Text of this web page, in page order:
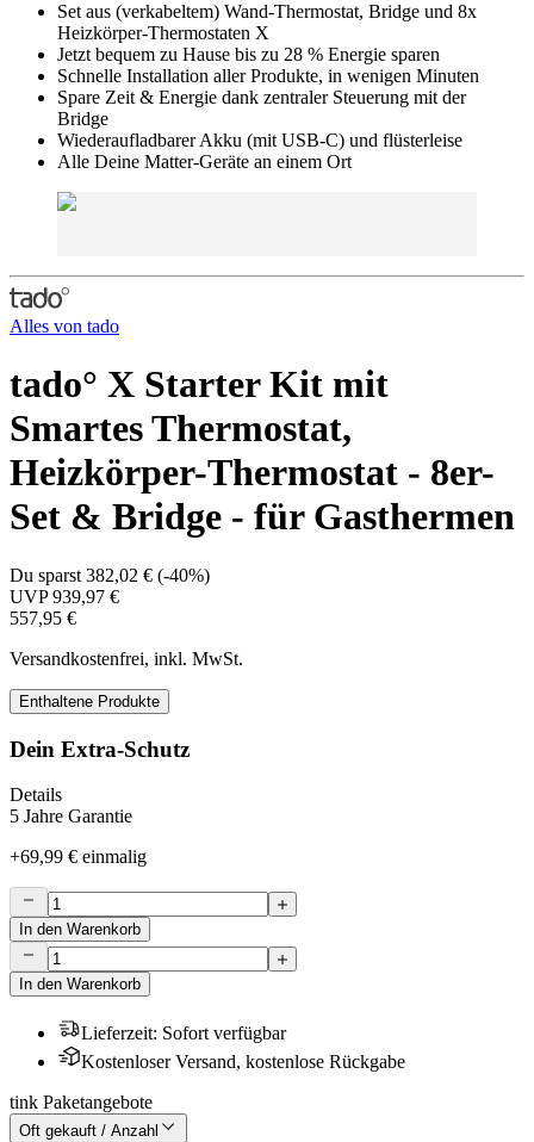
Set aus (verkabeltem) Wand-Thermostat, Bridge und 8x
Heizkörper-Thermostaten X
Jetzt bequem zu Hause bis zu 28 % Energie sparen
Schnelle Installation aller Produkte, in wenigen Minuten
Spare Zeit & Energie dank zentraler Steuerung mit der
Bridge
Wiederaufladbarer Akku (mit USB-C) und flüsterleise
Alle Deine Matter-Geräte an einem Ort
Alles von tado
tado° X Starter Kit mit
Smartes Thermostat,
Heizkörper-Thermostat - 8er-
Set & Bridge - für Gasthermen
Du sparst 382,02 € (-40%)
UVP939,97 €
557,95 €
Versandkostenfrei, inkl. MwSt.
Enthaltene Produkte
Dein Extra-Schutz
Details
5 Jahre Garantie
+69,99 € einmalig
In den Warenkorb
In den Warenkorb
Lieferzeit: Sofort verfügbar
Kostenloser Versand, kostenlose Rückgabe
tink Paketangebote
Oft gekauft / Anzahl